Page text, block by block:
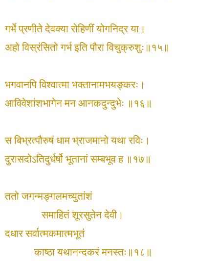
गर्भे प्रणीते देवक्या रोहिणीं योगनिद्र या।
अहो विस्रंसितो गर्भ इति पौरा विचुक्रुशुः॥१५॥
भगवानपि विश्वात्मा भक्तानामभयङ्करः।
आविवेशांशभागेन मन आनकदुन्दुभेः ॥१६॥
स बिभ्रत्पौरुषं धाम भ्राजमानो यथा रविः।
दुरासदोऽतिदुर्धर्षो भूतानां सम्बभूव ह ॥१७॥
ततो जगन्मङ्गलमच्युतांशं
समाहितं शूरसुतेन देवी।
दधार सर्वात्मकमात्मभूतं
काष्ठा यथानन्दकरं मनस्तः॥१८॥